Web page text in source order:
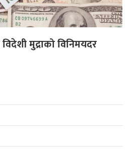
मुद्राको विनिमयदर